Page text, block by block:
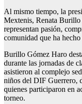
Al mismo tiempo, la
Mextenis, Renata Burillo
representan pasión,
comunidad que ha
Burillo Gómez Haro
durante las jornadas de
asistieron al complejo
niños del DIF Guerrero,
quienes participaron en
torneo.